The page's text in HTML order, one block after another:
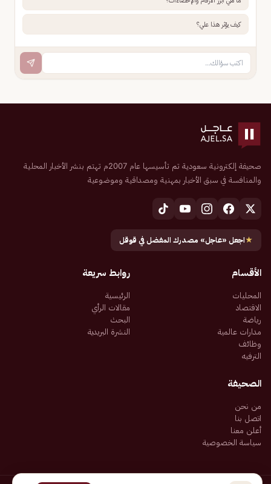
كيف يؤثر هذا علي؟
صحيفة إلكترونية سعودية تم تأسيسها عام 2007م تهتم بنشر الأخبار المحلية
والمنافسة في سبق الأخبار بمهنية ومصداقية وموضوعية
★اجعل «عاجل» مصدرك المفضل في قوقل
الأقسام
المحليات
الاقتصاد
رياضة
مدارات عالمية
وظائف
الترفيه
روابط سريعة
الرئيسية
مقالات الرأي
البحث
النشرة البريدية
الصحيفة
من نحن
اتصل بنا
أعلن معنا
سياسة الخصوصية